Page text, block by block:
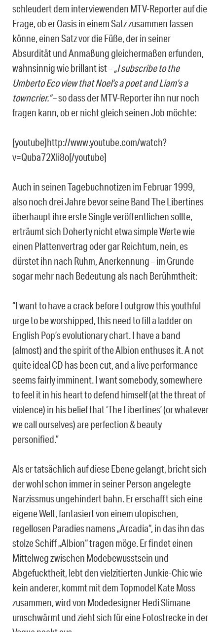
schleudert dem interviewenden MTV-Reporter auf die
Frage, ob er Oasis in einem Satz zusammen fassen
könne, einen Satz vor die Füße, der in seiner
Absurdität und Anmaßung gleichermaßen erfunden,
wahnsinnig wie brillant ist –„I subscribe to the
Umberto Eco view that Noel’s a poet and Liam’s a
towncrier.“– so dass der MTV-Reporter ihn nur noch
fragen kann, ob er nicht gleich seinen Job möchte:
[youtube]http://www.youtube.com/watch?
v=Quba72Xli8o[/youtube]
Auch in seinen Tagebuchnotizen im Februar 1999,
also noch drei Jahre bevor seine Band The Libertines
überhaupt ihre erste Single veröffentlichen sollte,
erträumt sich Doherty nicht etwa simple Werte wie
einen Plattenvertrag oder gar Reichtum, nein, es
dürstet ihn nach Ruhm, Anerkennung – im Grunde
sogar mehr nach Bedeutung als nach Berühmtheit:
“I want to have a crack before I outgrow this youthful
urge to be worshipped, this need to fill a ladder on
English Pop’s evolutionary chart. I have a band
(almost) and the spirit of the Albion enthuses it. A not
quite ideal CD has been cut, and a live performance
seems fairly imminent. I want somebody, somewhere
to feel it in his heart to defend himself (at the threat of
violence) in his belief that ‘The Libertines’ (or whatever
we call ourselves) are perfection & beauty
personified.”
Als er tatsächlich auf diese Ebene gelangt, bricht sich
der wohl schon immer in seiner Person angelegte
Narzissmus ungehindert bahn. Er erschafft sich eine
eigene Welt, fantasiert von einem utopischen,
regellosen Paradies namens „Arcadia“, in das ihn das
stolze Schiff „Albion“ tragen möge. Er findet einen
Mittelweg zwischen Modebewusstsein und
Abgefucktheit, lebt den vielzitierten Junkie-Chic wie
kein anderer, kommt mit dem Topmodel Kate Moss
zusammen, wird von Modedesigner Hedi Slimane
umschwärmt und zieht sich für eine Fotostrecke in der